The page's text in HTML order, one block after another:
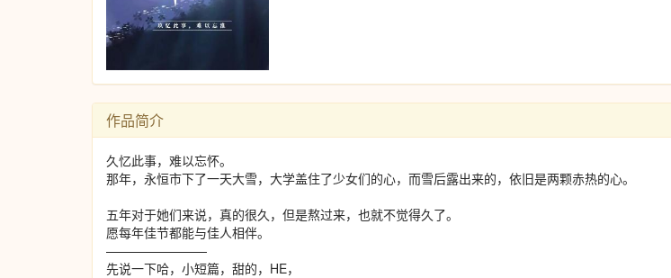
作品简介
久忆此事，难以忘怀。
那年，永恒市下了一天大雪，大学盖住了少女们的心，而雪后露出来的，依旧是两颗赤热的心。
五年对于她们来说，真的很久，但是熬过来，也就不觉得久了。
愿每年佳节都能与佳人相伴。
————————
先说一下哈，小短篇，甜的，HE，